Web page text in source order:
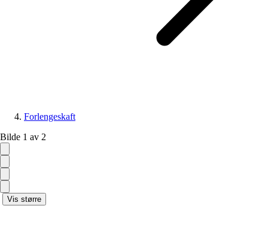
Forlengeskaft
Bilde 1 av 2
Vis større